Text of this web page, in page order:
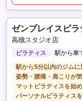
ゼンプレイスピ
高槻スタジオ店
ピラティス
駅から車
駅から5分以内のジムに
姿勢・腰痛・肩こりが
マットピラティスを始
パーソナルピラティス